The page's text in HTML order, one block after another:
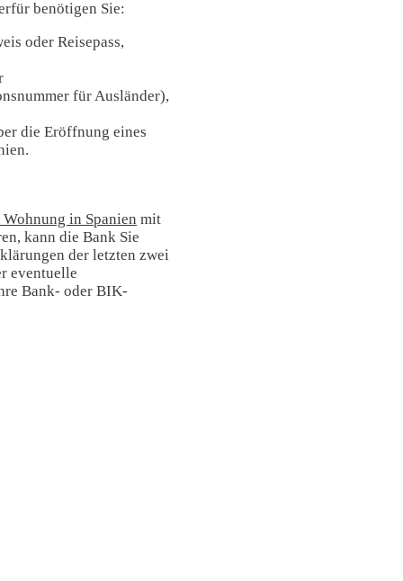
benötigen Sie:
oder Reisepass,
für Ausländer),
die Eröffnung eines
in Spanien mit
kann die Bank Sie
der letzten zwei
eventuelle
Bank- oder BIK-